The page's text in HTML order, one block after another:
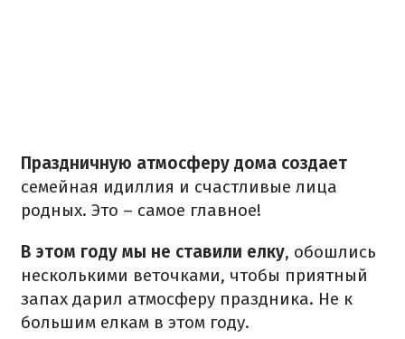
Праздничную атмосферу дома создает
семейная идиллия и счастливые лица
родных. Это – самое главное!
В этом году мы не ставили елку, обошлись
несколькими веточками, чтобы приятный
запах дарил атмосферу праздника. Не к
большим елкам в этом году.